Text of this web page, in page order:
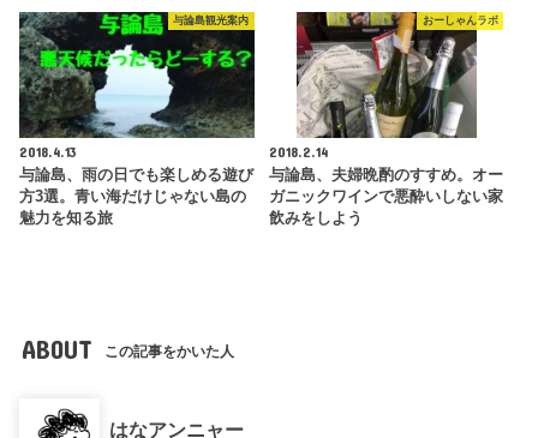
与論島観光案内
2018.4.13
与論島、雨の日でも楽しめる遊び
方3選。青い海だけじゃない島の
魅力を知る旅
おーしゃんラボ
2018.2.14
与論島、夫婦晩酌のすすめ。オー
ガニックワインで悪酔いしない家
飲みをしよう
ABOUT この記事をかいた人
はなアンニャー